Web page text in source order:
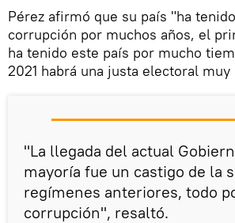
Pérez afirmó que su país "ha
corrupción por muchos años, el
ha tenido este país por mucho
2021 habrá una justa electoral
"La llegada del actual
mayoría fue un castigo de la
regímenes anteriores, todo
corrupción", resaltó.